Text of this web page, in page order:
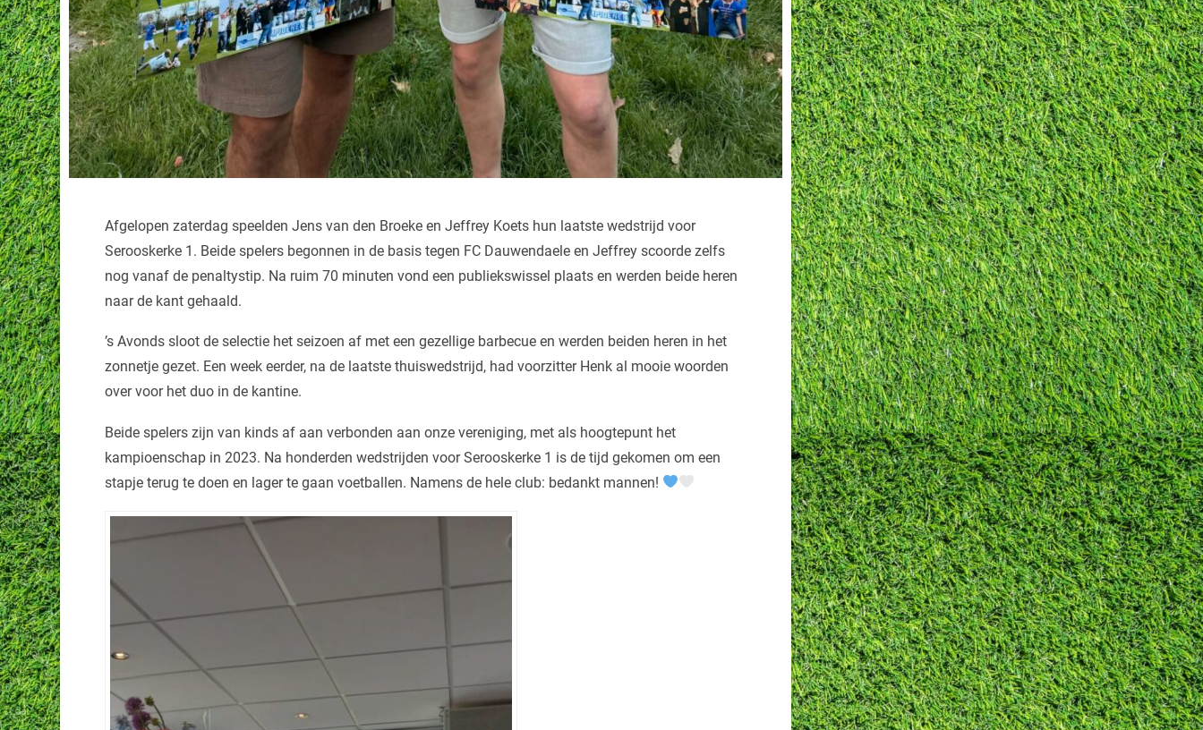
Afgelopen zaterdag speelden Jens van den Broeke en Jeffrey Koets hun laatste wedstrijd voor
Serooskerke 1. Beide spelers begonnen in de basis tegen FC Dauwendaele en Jeffrey scoorde zelfs
nog vanaf de penaltystip. Na ruim 70 minuten vond een publiekswissel plaats en werden beide heren
naar de kant gehaald.
’s Avonds sloot de selectie het seizoen af met een gezellige barbecue en werden beiden heren in het
zonnetje gezet. Een week eerder, na de laatste thuiswedstrijd, had voorzitter Henk al mooie woorden
over voor het duo in de kantine.
Beide spelers zijn van kinds af aan verbonden aan onze vereniging, met als hoogtepunt het
kampioenschap in 2023. Na honderden wedstrijden voor Serooskerke 1 is de tijd gekomen om een
stapje terug te doen en lager te gaan voetballen. Namens de hele club: bedankt mannen!